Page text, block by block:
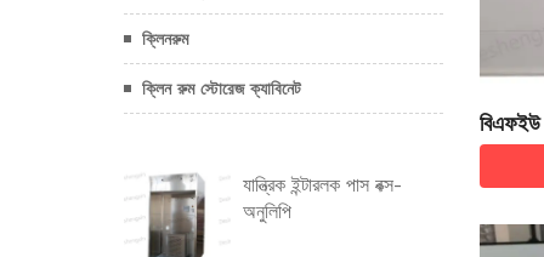
ক্লিনরুম
ক্লিন রুম স্টোরেজ ক্যাবিনেট
যান্ত্রিক ইন্টারলক পাস বক্স-
অনুলিপি
বিএফইউ